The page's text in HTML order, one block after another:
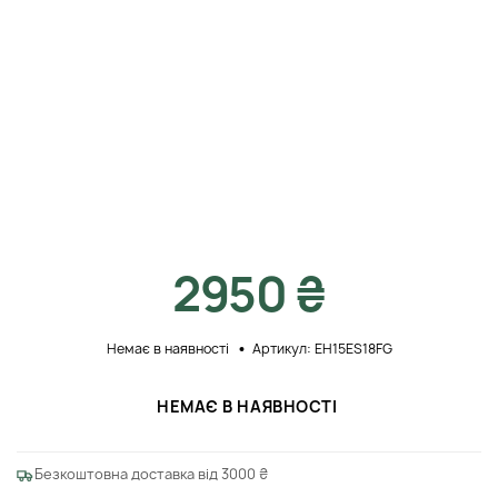
2950 ₴
Немає в наявності Артикул: EH15ES18FG
НЕМАЄ В НАЯВНОСТІ
Безкоштовна доставка від 3000 ₴